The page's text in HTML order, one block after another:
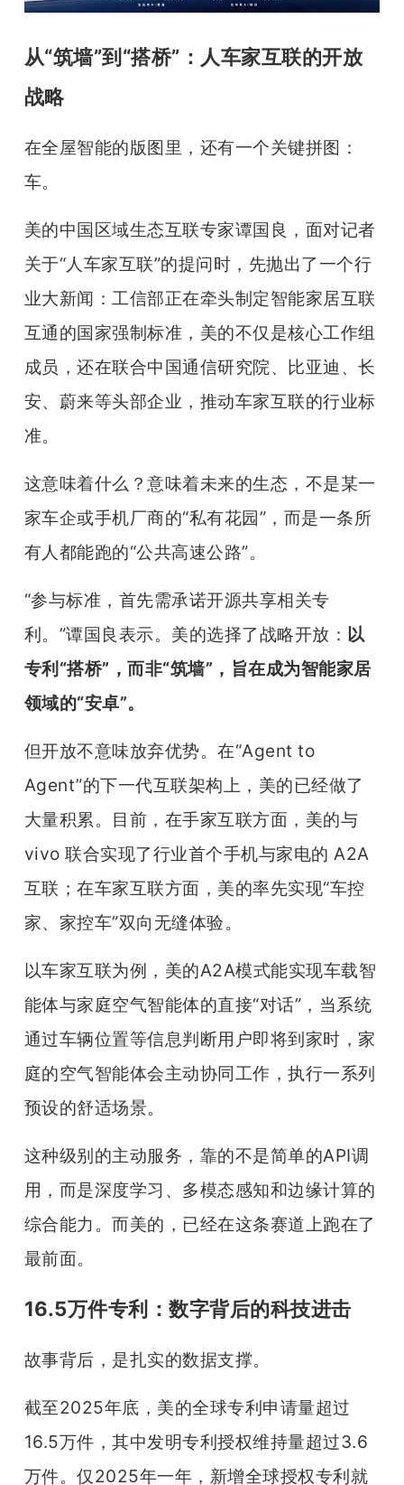
从“筑墙”到“搭桥”：人车家互联的开放
战略
在全屋智能的版图里，还有一个关键拼图：
车。
美的中国区域生态互联专家谭国良，面对记者
关于“人车家互联”的提问时，先抛出了一个行
业大新闻：工信部正在牵头制定智能家居互联
互通的国家强制标准，美的不仅是核心工作组
成员，还在联合中国通信研究院、比亚迪、长
安、蔚来等头部企业，推动车家互联的行业标
准。
这意味着什么？意味着未来的生态，不是某一
家车企或手机厂商的“私有花园”，而是一条所
有人都能跑的“公共高速公路”。
“参与标准，首先需承诺开源共享相关专
利。”谭国良表示。美的选择了战略开放： 以
专利“搭桥”，而非“筑墙”，旨在成为智能家居
领域的“安卓”。
但开放不意味放弃优势。在“Agent to
Agent”的下一代互联架构上，美的已经做了
大量积累。目前，在手家互联方面，美的与
vivo 联合实现了行业首个手机与家电的 A2A
互联；在车家互联方面，美的率先实现“车控
家、家控车”双向无缝体验。
以车家互联为例，美的A2A模式能实现车载智
能体与家庭空气智能体的直接“对话”，当系统
通过车辆位置等信息判断用户即将到家时，家
庭的空气智能体会主动协同工作，执行一系列
预设的舒适场景。
这种级别的主动服务，靠的不是简单的API调
用，而是深度学习、多模态感知和边缘计算的
综合能力。而美的，已经在这条赛道上跑在了
最前面。
16.5万件专利：数字背后的科技进击
故事背后，是扎实的数据支撑。
截至2025年底，美的全球专利申请量超过
16.5万件，其中发明专利授权维持量超过3.6
万件。仅2025年一年，新增全球授权专利就